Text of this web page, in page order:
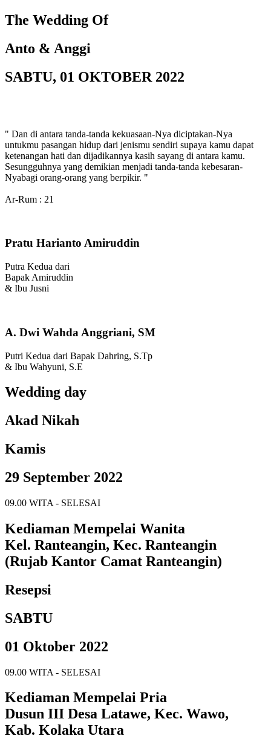
The Wedding Of
Anto & Anggi
SABTU, 01 OKTOBER 2022
" Dan di antara tanda-tanda kekuasaan-Nya diciptakan-Nya
untukmu pasangan hidup dari jenismu sendiri supaya kamu dapat
ketenangan hati dan dijadikannya kasih sayang di antara kamu.
Sesungguhnya yang demikian menjadi tanda-tanda kebesaran-
Nyabagi orang-orang yang berpikir. "
Ar-Rum : 21
Pratu Harianto Amiruddin
Putra Kedua dari
Bapak Amiruddin
& Ibu Jusni
A. Dwi Wahda Anggriani, SM
Putri Kedua dari Bapak Dahring, S.Tp
& Ibu Wahyuni, S.E
Wedding day
Akad Nikah
Kamis
29 September 2022
09.00 WITA - SELESAI
Kediaman Mempelai Wanita
Kel. Ranteangin, Kec. Ranteangin
(Rujab Kantor Camat Ranteangin)
Resepsi
SABTU
01 Oktober 2022
09.00 WITA - SELESAI
Kediaman Mempelai Pria
Dusun III Desa Latawe, Kec. Wawo,
Kab. Kolaka Utara